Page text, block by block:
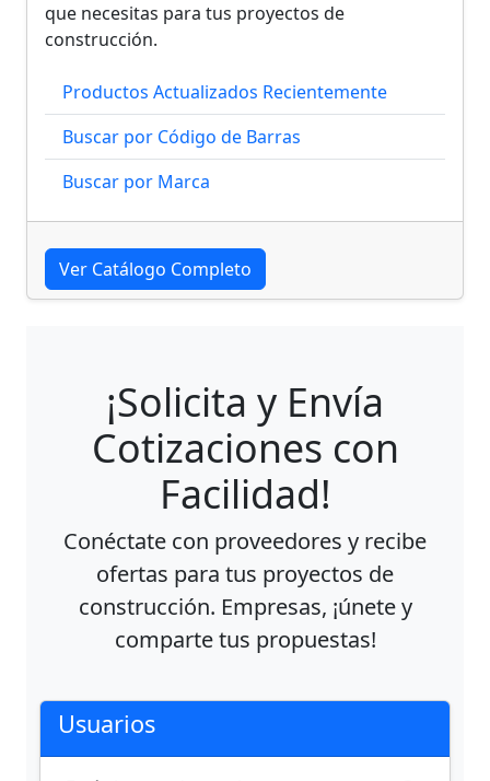
que necesitas para tus proyectos de
construcción.
Productos Actualizados Recientemente
Buscar por Código de Barras
Buscar por Marca
Ver Catálogo Completo
¡Solicita y Envía
Cotizaciones con
Facilidad!
Conéctate con proveedores y recibe
ofertas para tus proyectos de
construcción. Empresas, ¡únete y
comparte tus propuestas!
Usuarios